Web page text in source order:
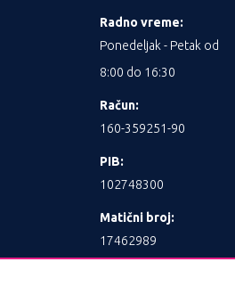
Radno vreme:
Ponedeljak - Petak od
8:00 do 16:30
Račun:
160-359251-90
PIB:
102748300
Matični broj:
17462989